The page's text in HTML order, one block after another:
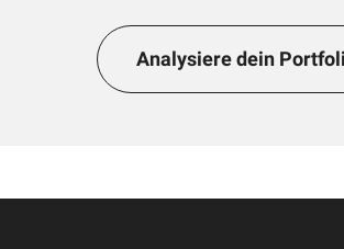
Analysiere dein